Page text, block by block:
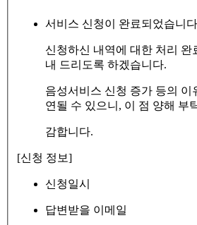
서비스 신청이 완료되었습니
신청하신 내역에 대한 처리 완
내 드리도록 하겠습니다.
음성서비스 신청 증가 등의 이
연될 수 있으니, 이 점 양해 부
감합니다.
[신청 정보]
신청일시
답변받을 이메일